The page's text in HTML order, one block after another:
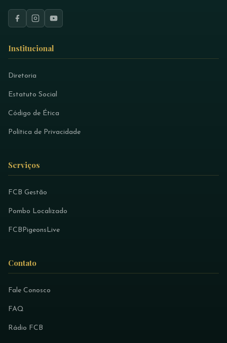
Institucional
Diretoria
Estatuto Social
Código de Ética
Política de Privacidade
Serviços
FCB Gestão
Pombo Localizado
FCBPigeonsLive
Contato
Fale Conosco
FAQ
Rádio FCB